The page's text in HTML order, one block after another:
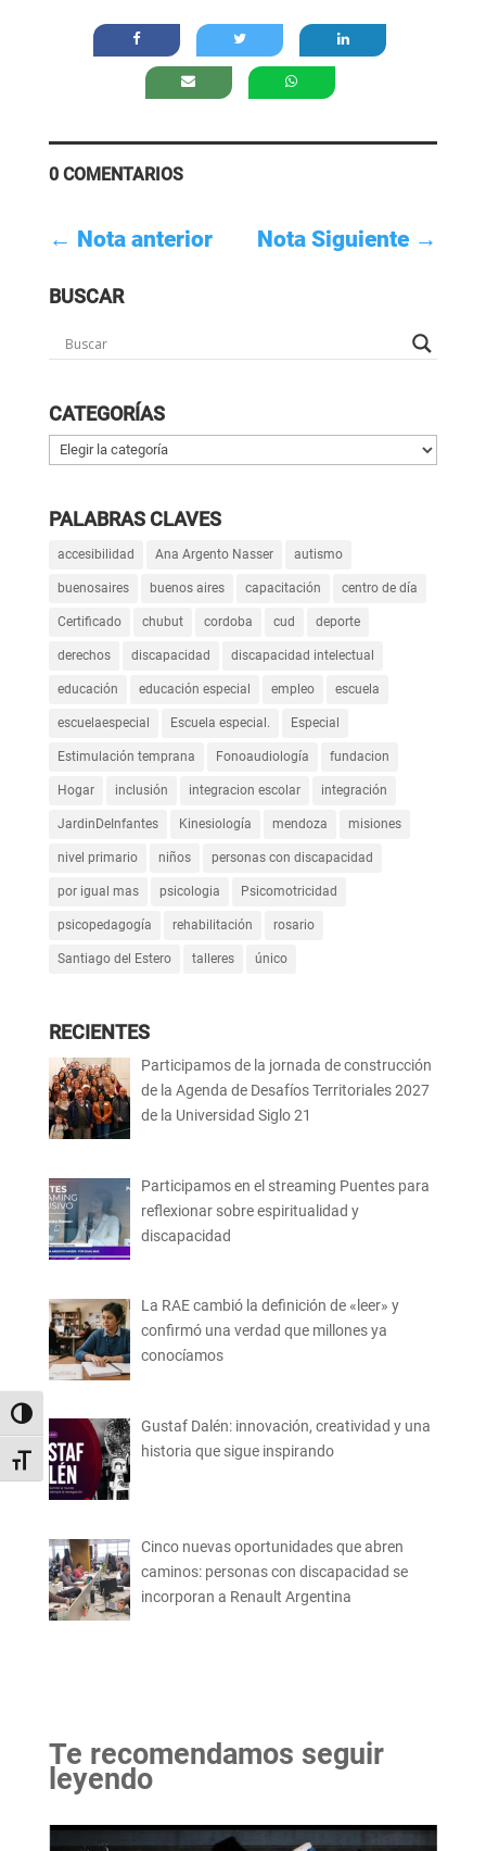
Alternar alto contraste
Alternar tamaño de letra
0 COMENTARIOS
← Nota anterior Nota Siguiente →
BUSCAR
CATEGORÍAS
Categorías
PALABRAS CLAVES
accesibilidad Ana Argento Nasser autismo
buenosaires buenos aires capacitación centro de día
Certificado chubut cordoba cud deporte
derechos discapacidad discapacidad intelectual
educación educación especial empleo escuela
escuelaespecial Escuela especial. Especial
Estimulación temprana Fonoaudiología fundacion
Hogar inclusión integracion escolar integración
JardinDeInfantes Kinesiología mendoza misiones
nivel primario niños personas con discapacidad
por igual mas psicologia Psicomotricidad
psicopedagogía rehabilitación rosario
Santiago del Estero talleres único
RECIENTES
Participamos de la jornada de construcción
de la Agenda de Desafíos Territoriales 2027
de la Universidad Siglo 21
Participamos en el streaming Puentes para
reflexionar sobre espiritualidad y
discapacidad
La RAE cambió la definición de «leer» y
confirmó una verdad que millones ya
conocíamos
Gustaf Dalén: innovación, creatividad y una
historia que sigue inspirando
Cinco nuevas oportunidades que abren
caminos: personas con discapacidad se
incorporan a Renault Argentina
Te recomendamos seguir
leyendo